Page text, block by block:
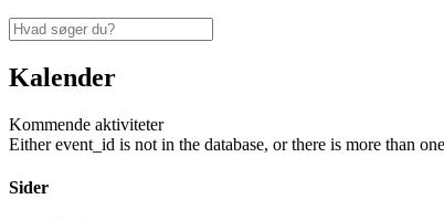
Kalender
Kommende aktiviteter
Either event_id is not in the database, or there is more than
Sider